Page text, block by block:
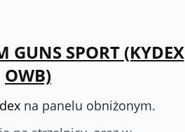
GUNS SPORT (KYDEX
OWB)
na panelu obniżonym.